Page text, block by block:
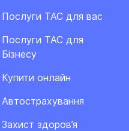
Послуги ТАС для вас
Послуги ТАС для
Бізнесу
Купити онлайн
Автострахування
Захист здоров’я